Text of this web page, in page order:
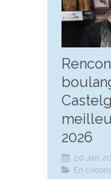
2026
20 Jan
En